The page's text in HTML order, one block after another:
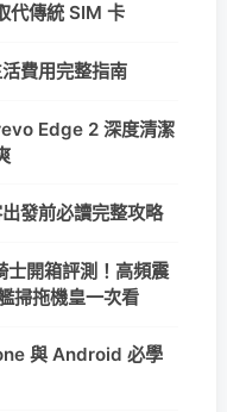
代傳統 SIM 卡
費用完整指南
Edge 2 深度清潔
發前必讀完整攻略
開箱評測！高頻震
掃拖機皇一次看
與 Android 必學